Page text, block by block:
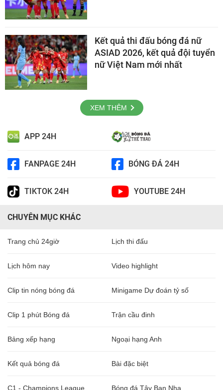
Kết quả thi đấu bóng đá nữ
ASIAD 2026, kết quả đội tuyển
nữ Việt Nam mới nhất
XEM THÊM
APP 24H
FANPAGE 24H BÓNG ĐÁ 24H
TIKTOK 24H YOUTUBE 24H
CHUYÊN MỤC KHÁC
Trang chủ 24giờ Lịch thi đấu
Lịch hôm nay Video highlight
Clip tin nóng bóng đá Minigame Dự đoán tỷ số
Clip 1 phút Bóng đá Trận cầu đinh
Bảng xếp hạng Ngoại hạng Anh
Kết quả bóng đá Bài đặc biệt
C1 - Champions League Bóng đá Tây Ban Nha